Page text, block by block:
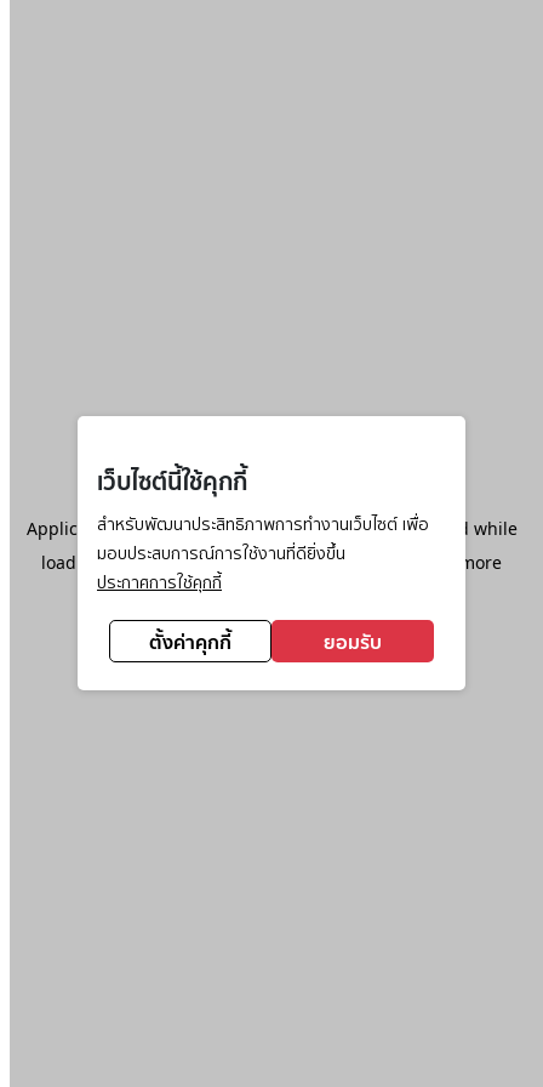
เว็บไซต์นี้ใช้คุกกี้
สำหรับพัฒนาประสิทธิภาพการทำงานเว็บไซต์ เพื่อ
มอบประสบการณ์การใช้งานที่ดียิ่งขึ้น
ประกาศการใช้คุกกี้
ตั้งค่าคุกกี้ ยอมรับ
Application error: aclient-side exception has occurred while
loadingwww.ktc.co.th(see the browser console
for more
information).